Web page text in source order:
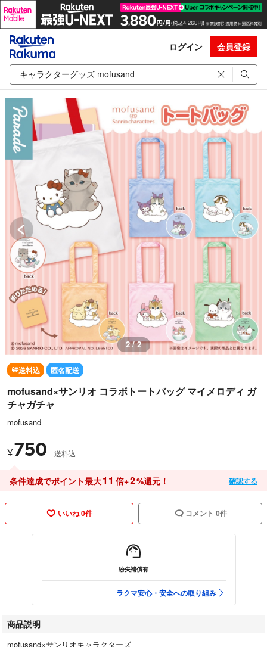
ログイン 会員登録
1 / 2
送料込 匿名配送
mofusand×サンリオ コラボトートバッグ マイメロディ ガ
チャガチャ
mofusand
¥750 送料込
条件達成でポイント最大11 倍+2%還元！ 確認する
いいね 0件 コメント 0件
紛失補償有
ラクマ安心・安全への取り組み
商品説明
mofusand×サンリオキャラクターズ